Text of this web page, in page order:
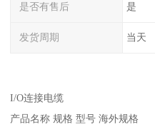
是否有售后 是
发货周期 当天
I/O连接电缆
产品名称 规格 型号 海外规格